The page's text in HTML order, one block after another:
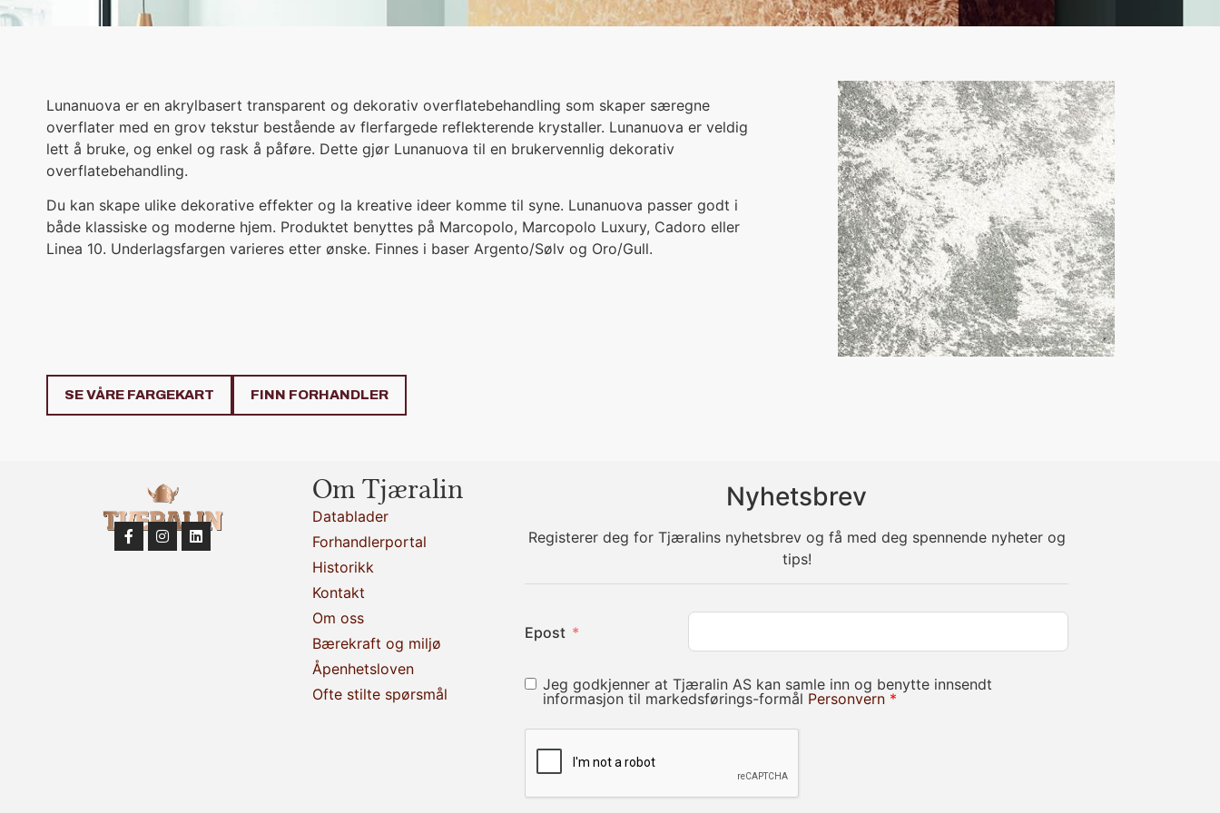
Lunanuova er en akrylbasert transparent og dekorativ overflatebehandling som skaper særegne
overflater med en grov tekstur bestående av flerfargede reflekterende krystaller. Lunanuova er veldig
lett å bruke, og enkel og rask å påføre. Dette gjør Lunanuova til en brukervennlig dekorativ
overflatebehandling.
Du kan skape ulike dekorative effekter og la kreative ideer komme til syne. Lunanuova passer godt i
både klassiske og moderne hjem. Produktet benyttes på Marcopolo, Marcopolo Luxury, Cadoro eller
Linea 10. Underlagsfargen varieres etter ønske. Finnes i baser Argento/Sølv og Oro/Gull.
SE VÅRE FARGEKART FINN FORHANDLER
Om Tjæralin
Datablader
Forhandlerportal
Historikk
Kontakt
Om oss
Bærekraft og miljø
Åpenhetsloven
Ofte stilte spørsmål
Nyhetsbrev
Registerer deg for Tjæralins nyhetsbrev og få med deg spennende nyheter og
tips!
Epost
Jeg godkjenner at Tjæralin AS kan samle inn og benytte innsendt
informasjon til markedsførings-formål Personvern *